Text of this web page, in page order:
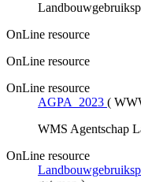
OnLine resource
OnLine resource
OnLine resource
AGPA_2023 (
WMS Agentschap
OnLine resource